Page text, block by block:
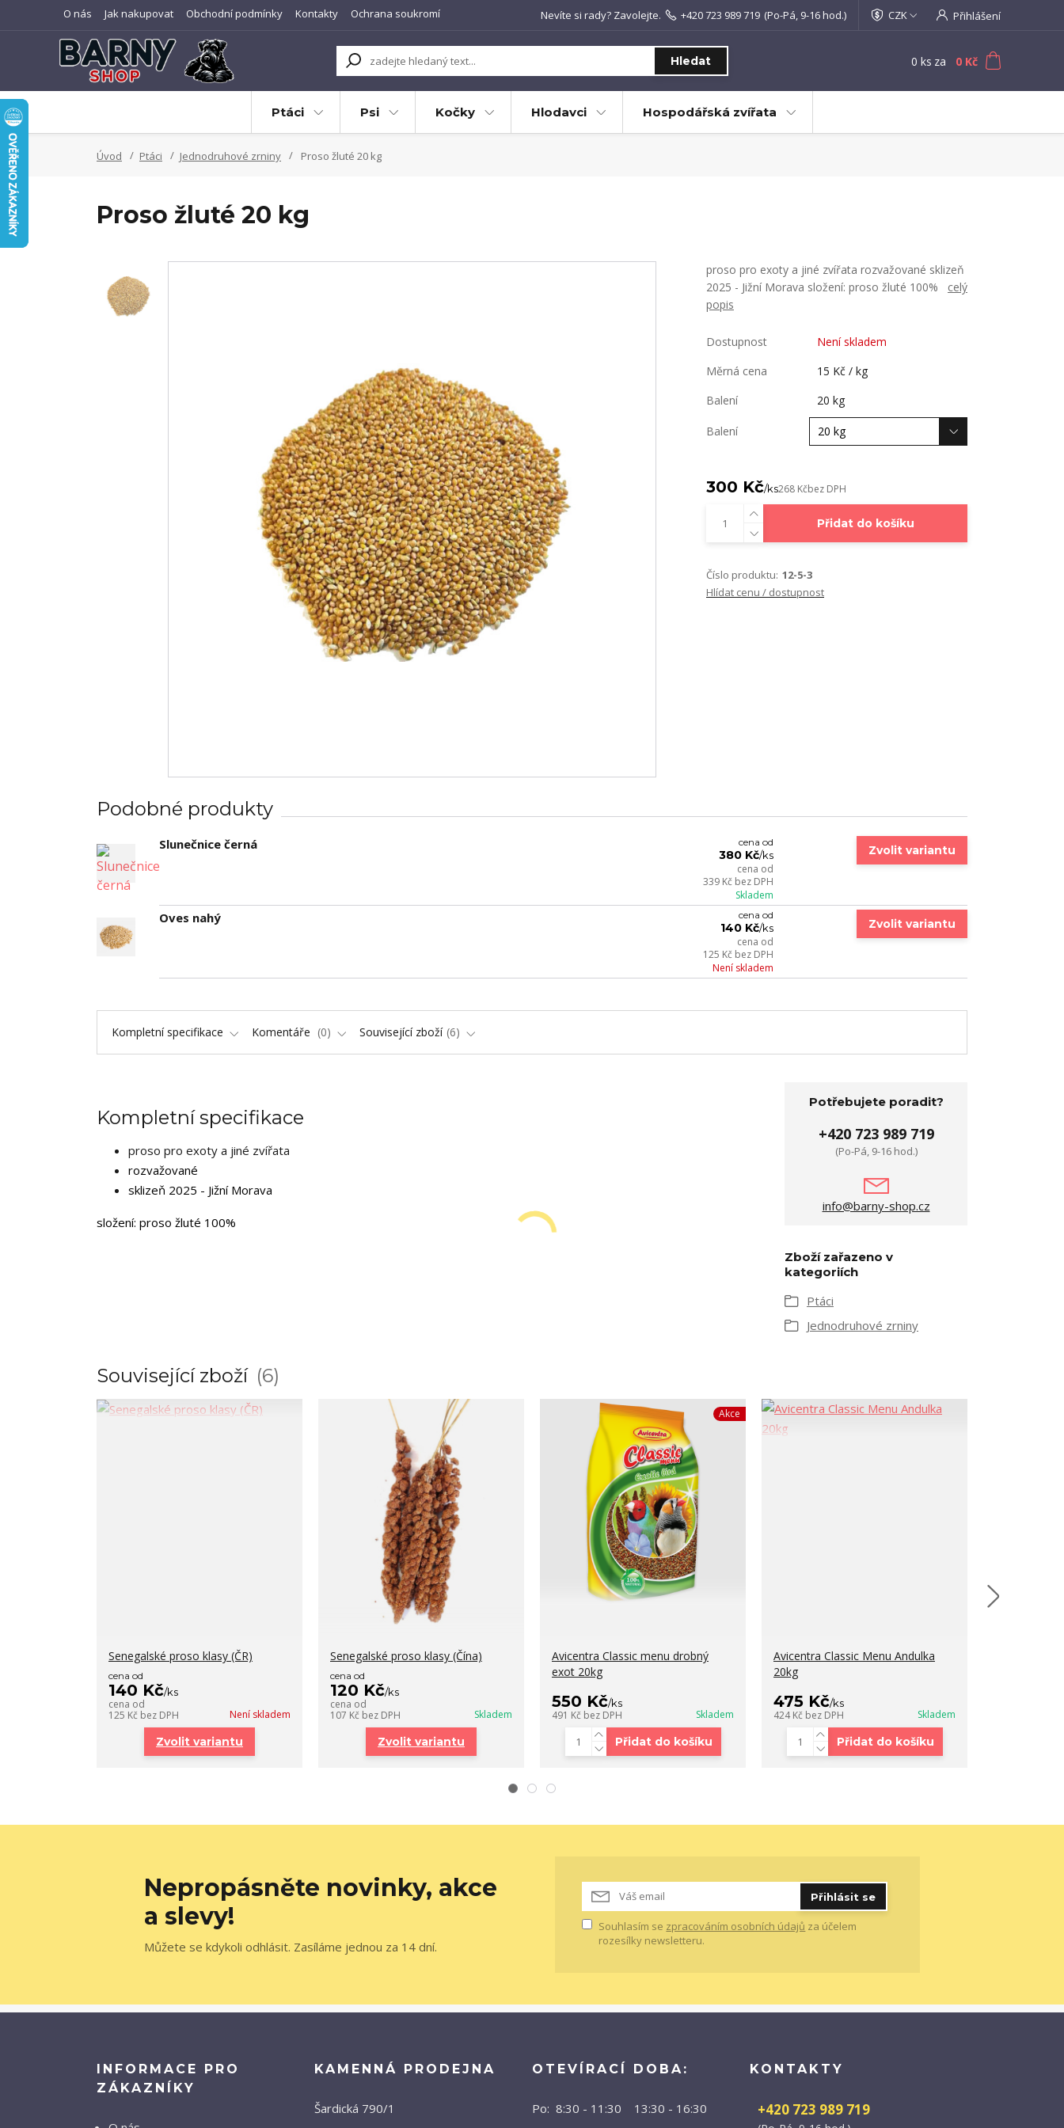
O nás Jak nakupovat Obchodní podmínky Kontakty Ochrana soukromí CZK Přihlášení
Hledat
Nevíte si rady? Zavolejte. +420 723 989 719 (Po-Pá, 9-16 hod.)
0 ks za 0 Kč
Ptáci Psi Kočky Hlodavci Hospodářská zvířata
Úvod Ptáci Jednodruhové zrniny Proso žluté 20 kg
Proso žluté 20 kg
proso pro exoty a jiné zvířata rozvažované sklizeň
2025 - Jižní Morava složení: proso žluté 100% celý
popis
Dostupnost
Není skladem
Měrná cena
15 Kč / kg
Balení
20 kg
Balení
300 Kč/ks268 Kčbez DPH
Přidat do košíku
Číslo produktu: 12-5-3
Hlídat cenu / dostupnost
Podobné produkty
Slunečnice černá cena od
380 Kč/ks
cena od
339 Kč bez DPH
Skladem
Zvolit variantu
Oves nahý cena od
140 Kč/ks
cena od
125 Kč bez DPH
Není skladem
Zvolit variantu
Kompletní specifikace Komentáře 0 Související zboží 6
Kompletní specifikace
proso pro exoty a jiné zvířata
rozvažované
sklizeň 2025 - Jižní Morava
složení: proso žluté 100%
Potřebujete poradit?
+420 723 989 719
(Po-Pá, 9-16 hod.)
info@barny-shop.cz
Zboží zařazeno v
kategoriích
Ptáci
Jednodruhové zrniny
Související zboží 6
Senegalské proso klasy (ČR)
cena od
140 Kč/ks
cena od
125 Kč bez DPH Není skladem
Zvolit variantu
Senegalské proso klasy (Čína)
cena od
120 Kč/ks
cena od
107 Kč bez DPH Skladem
Zvolit variantu
Akce
Avicentra Classic menu drobný
exot 20kg
550 Kč/ks
491 Kč bez DPH Skladem
Přidat do košíku
Avicentra Classic Menu Andulka
20kg
475 Kč/ks
424 Kč bez DPH Skladem
Přidat do košíku
Nepropásněte novinky, akce
a slevy!
Můžete se kdykoli odhlásit. Zasíláme jednou za 14 dní.
Přihlásit se
Souhlasím se zpracováním osobních údajů za účelem
rozesílky newsletteru.
INFORMACE PRO
ZÁKAZNÍKY
KAMENNÁ PRODEJNA
Šardická 790/1
OTEVÍRACÍ DOBA:
Po: 8:30 - 11:30 13:30 - 16:30
KONTAKTY
+420 723 989 719